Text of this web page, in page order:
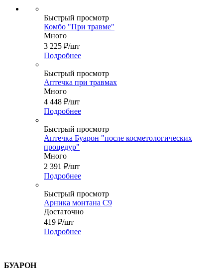
Быстрый просмотр
Комбо "При травме"
Много
3 225 ₽/шт
Подробнее
Быстрый просмотр
Аптечка при травмах
Много
4 448 ₽/шт
Подробнее
Быстрый просмотр
Аптечка Буарон "после косметологических
процедур"
Много
2 391 ₽/шт
Подробнее
Быстрый просмотр
Арника монтана С9
Достаточно
419 ₽/шт
Подробнее
БУАРОН